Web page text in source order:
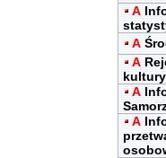
A
A
A
kultury
A
A